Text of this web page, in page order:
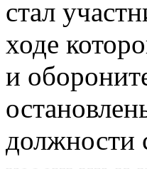
стал
ходе
и
должности